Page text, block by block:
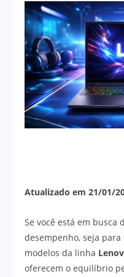
Atualizado em 21/01/
Se você está em busca
desempenho, seja
modelos da linha
oferecem o equilíbrio